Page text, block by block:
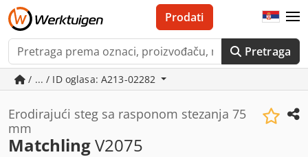
Pretraga
Prodati
/ ... / ID oglasa: A213-02282
Erodirajući steg sa rasponom stezanja 75
mm
MatchlingV2075